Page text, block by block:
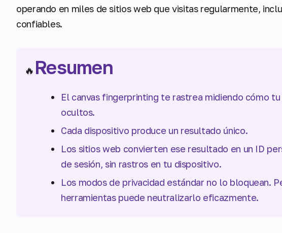
operando en miles de sitios web que visitas regularmente,
confiables.
🔥 Resumen
El canvas fingerprinting te rastrea midiendo cómo
ocultos.
Cada dispositivo produce un resultado único.
Los sitios web convierten ese resultado en un ID
de sesión, sin rastros en tu dispositivo.
Los modos de privacidad estándar no lo bloquean.
herramientas puede neutralizarlo eficazmente.